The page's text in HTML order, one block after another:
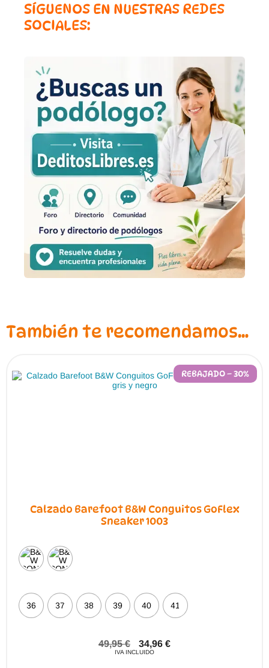
SÍGUENOS EN NUESTRAS REDES
SOCIALES:
También te recomendamos…
REBAJADO – 30%
Calzado Barefoot B&W Conguitos GoFlex
Sneaker 1003
36 37 38 39 40 41
49,95€ 34,96 €
IVA INCLUIDO